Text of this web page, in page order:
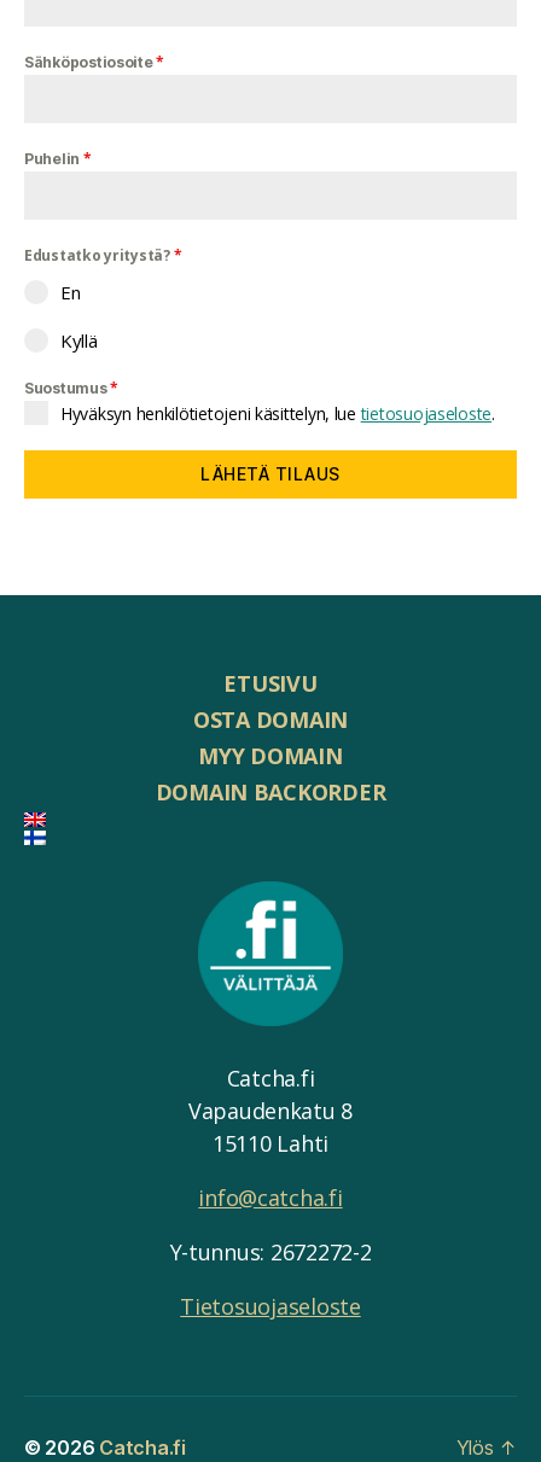
Sähköpostiosoite*
Puhelin *
Edustatko yritystä?*
En
Kyllä
Suostumus*
Hyväksyn henkilötietojeni käsittelyn, luetietosuojaseloste.
LÄHETÄ TILAUS
ETUSIVU
OSTA DOMAIN
MYY DOMAIN
DOMAIN BACKORDER
Catcha.fi
Vapaudenkatu 8
15110 Lahti
info@catcha.fi
Y-tunnus: 2672272-2
Tietosuojaseloste
© 2026 Catcha.fi Ylös ↑